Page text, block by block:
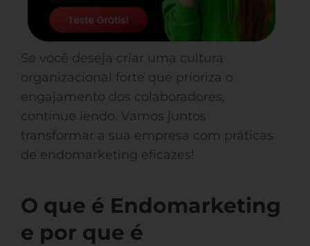
Se você deseja criar uma cultura
organizacional forte que prioriza o
engajamento dos colaboradores,
continue lendo. Vamos juntos
transformar a sua empresa com práticas
de endomarketing eficazes!
O que é Endomarketing
e por que é